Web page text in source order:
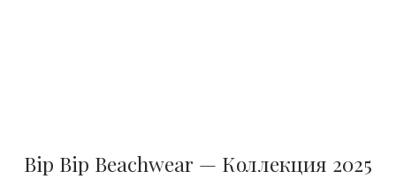
Bip Bip Beachwear — Коллекция 2025